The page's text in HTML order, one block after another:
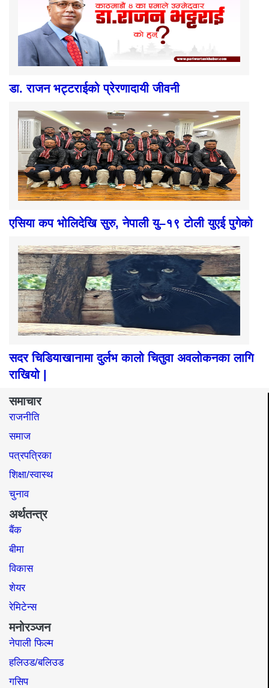
डा. राजन भट्टराईको प्रेरणादायी जीवनी
एसिया कप भोलिदेखि सुरु, नेपाली यु–१९ टोली युएई पुगेको
सदर चिडियाखानामा दुर्लभ कालो चितुवा अवलोकनका लागि
राखियो |
समाचार
राजनीति
समाज​
पत्रपत्रिका
शिक्षा/स्वास्थ
चुनाव
अर्थतन्त्र
बैंक
बीमा
विकास
शेयर
रेमिटेन्स
मनोरञ्जन
नेपाली फिल्म
हलिउड/बलिउड
गसिप